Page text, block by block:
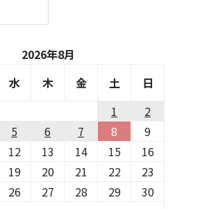
2026年8月
水 木 金 土
日
1
2
5 6 7 8
9
12 13 14 15
16
19 20 21 22
23
26 27 28 29
30